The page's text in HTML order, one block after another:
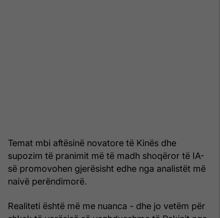
Temat mbi aftësinë novatore të Kinës dhe
supozim të pranimit më të madh shoqëror të IA-
së promovohen gjerësisht edhe nga analistët më
naivë perëndimorë.
Realiteti është më me nuanca - dhe jo vetëm për